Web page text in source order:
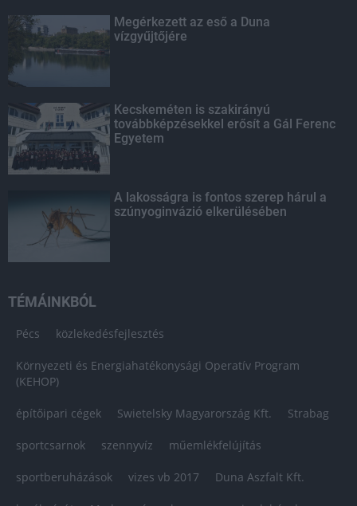
Megérkezett az eső a Duna
vízgyűjtőjére
Kecskeméten is szakirányú
továbbképzésekkel erősít a Gál Ferenc
Egyetem
A lakosságra is fontos szerep hárul a
szúnyoginvázió elkerülésében
TÉMÁINKBÓL
Pécs közlekedésfejlesztés
Környezeti és Energiahatékonysági Operatív Program
(KEHOP)
építőipari cégek Swietelsky Magyarország Kft. Strabag
sportcsarnok szennyvíz műemlékfelújítás
sportberuházások vizes vb 2017 Duna Aszfalt Kft.